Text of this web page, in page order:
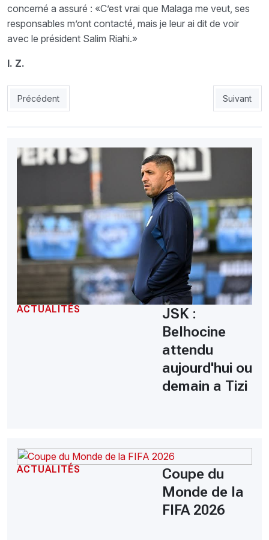
concerné a assuré : «C’est vrai que Malaga me veut, ses
responsables m’ont contacté, mais je leur ai dit de voir
avec le président Salim Riahi.»
I. Z.
Article précédent : NAHD : Djelloul annule les 2 séances
Précédent Article
Suivant
ACTUALITÉS
JSK :
Belhocine
attendu
aujourd'hui ou
demain a Tizi
ACTUALITÉS
Coupe du
Monde de la
FIFA 2026